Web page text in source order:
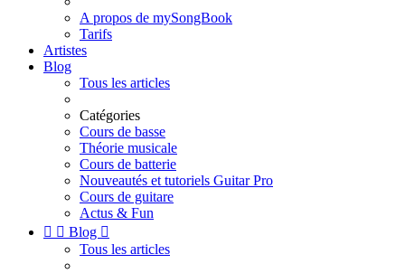
A propos de mySongBook
Tarifs
Artistes
Blog
Tous les articles
Catégories
Cours de basse
Théorie musicale
Cours de batterie
Nouveautés et tutoriels Guitar Pro
Cours de guitare
Actus & Fun
  Blog 
Tous les articles